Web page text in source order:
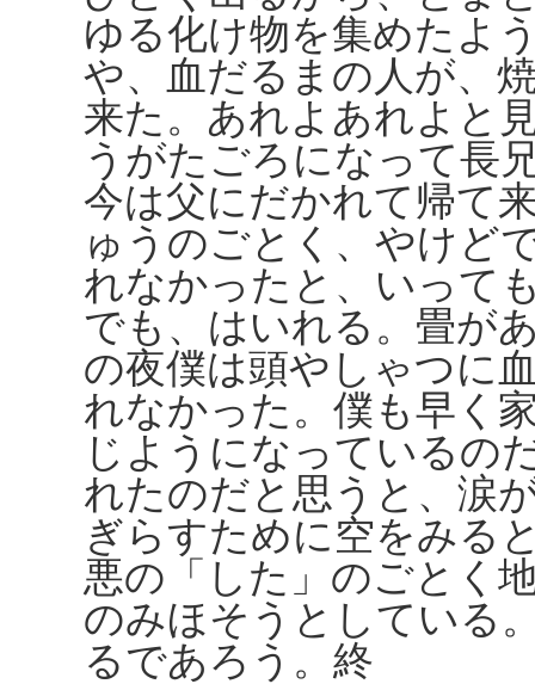
ゆる化け物を集めたよ
や、血だるまの人が、
来た。あれよあれよと
うがたごろになって長
今は父にだかれて帰て
ゅうのごとく、やけど
れなかったと、いって
でも、はいれる。畳が
の夜僕は頭やしゃつに
れなかった。僕も早く
じようになっているの
れたのだと思うと、涙
ぎらすために空をみる
悪の「した」のごとく
のみほそうとしている
るであろう。終